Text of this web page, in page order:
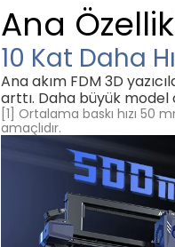
Ana
10 Kat Daha
Ana akım FDM 3D
arttı. Daha büyük model
[1] Ortalama baskı hızı 50
amaçlıdır.